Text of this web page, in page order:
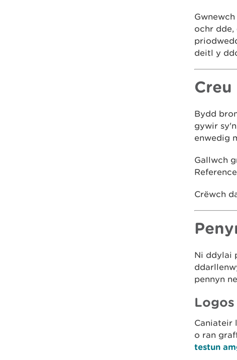
ochr
deitl y
Bydd
gywir
enwedig
Gallwch
Crëwch
Ni ddylai
pennyn
Caniateir
o ran
testun